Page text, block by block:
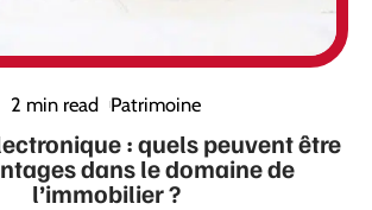
2 min read Patrimoine
: quels peuvent être
dans le domaine de
l’immobilier ?